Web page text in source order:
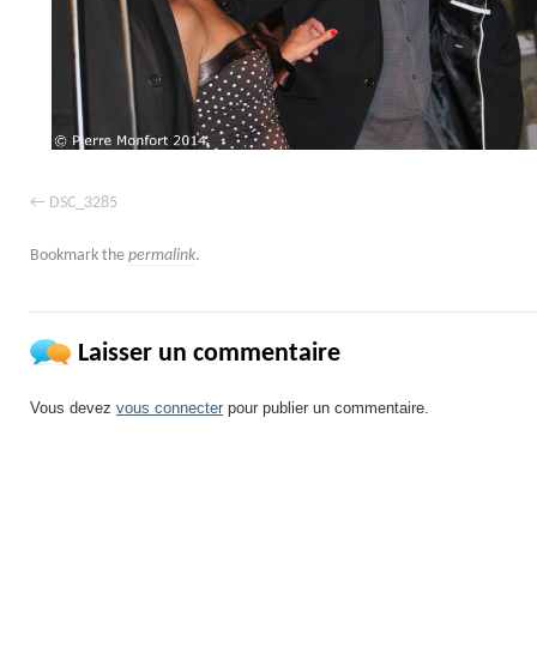
DSC_3285
Bookmark the permalink.
Laisser un commentaire
Vous devez vous connecter pour publier un commentaire.